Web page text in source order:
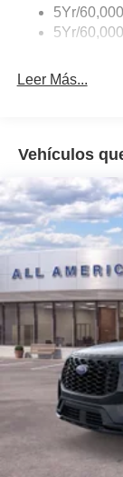
Accent
Deep Tinted
Front Fog
LED
Lip Spoiler
Off-Road
Perimeter/
Power
Speed
Tailgate/
Tire Mobility
Tires: P265/
Wheels: 18"
With electric
5Yr/
5Yr/
Leer Más...
Vehículos